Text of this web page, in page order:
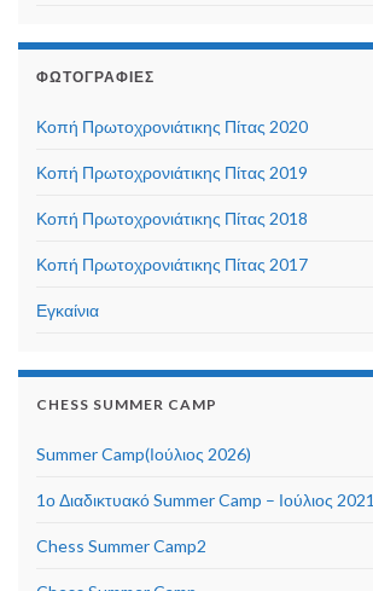
ΦΩΤΟΓΡΑΦΊΕΣ
Κοπή Πρωτοχρονιάτικης Πίτας 2020
Κοπή Πρωτοχρονιάτικης Πίτας 2019
Κοπή Πρωτοχρονιάτικης Πίτας 2018
Κοπή Πρωτοχρονιάτικης Πίτας 2017
Εγκαίνια
CHESS SUMMER CAMP
Summer Camp(Ιούλιος 2026)
1ο Διαδικτυακό Summer Camp – Ιούλιος 2021
Chess Summer Camp2